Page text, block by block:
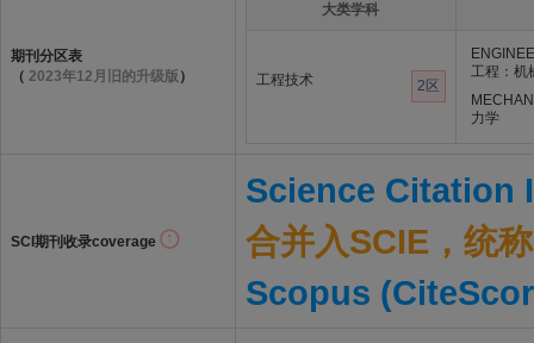
期刊分区表
（ 2023年12月旧的升级版 ）
大类学科
工程技术 2区
工程：机
力学
SCI期刊收录coverage
Science Citation
合并入SCIE，统
Scopus